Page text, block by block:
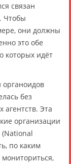
связан
Чтобы
они должны
это обе
которых идёт
без
агентств. Эта
организации
(National
по каким